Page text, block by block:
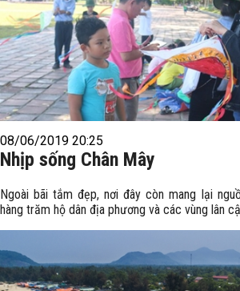
08/06/2019 20:25
Nhịp sống Chân Mây
Ngoài bãi tắm đẹp, nơi đây còn mang lại
hàng trăm hộ dân địa phương và các vùng lân